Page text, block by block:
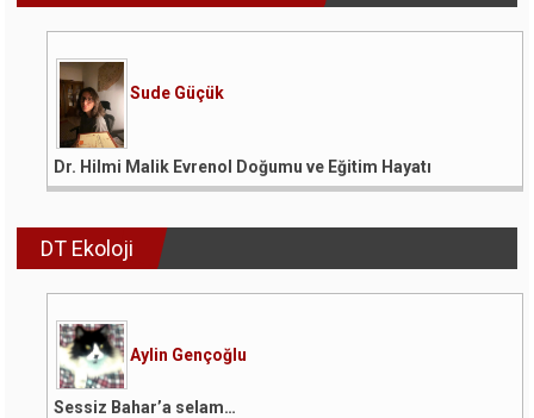
Sude Güçük
Dr. Hilmi Malik Evrenol Doğumu ve Eğitim Hayatı
DT Ekoloji
Aylin Gençoğlu
Sessiz Bahar’a selam…